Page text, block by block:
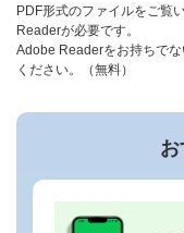
PDF形式のファイルをご覧
Readerが必要です。
Adobe Readerをお持ちで
ください。（無料）
お